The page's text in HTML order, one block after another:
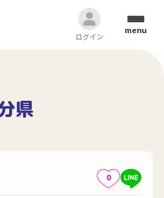
ログイン
menu
県
0